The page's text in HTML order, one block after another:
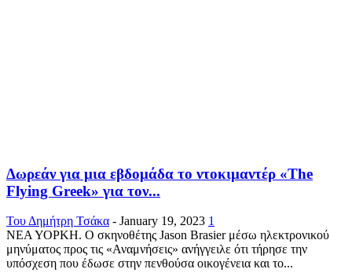
Δωρεάν για μια εβδομάδα το ντοκιμαντέρ «The
Flying Greek» για τον...
Του Δημήτρη Τσάκα - January 19, 2023 1
ΝΕΑ ΥΟΡΚΗ. Ο σκηνοθέτης Jason Brasier μέσω ηλεκτρονικού
μηνύματος προς τις «Αναμνήσεις» ανήγγειλε ότι τήρησε την
υπόσχεση που έδωσε στην πενθούσα οικογένεια και το...